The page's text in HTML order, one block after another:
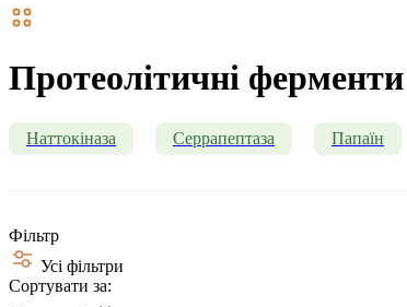
Протеолітичні
Наттокіназа Серрапептаза Папаїн
Фільтр
Усі фільтри
Сортувати за: